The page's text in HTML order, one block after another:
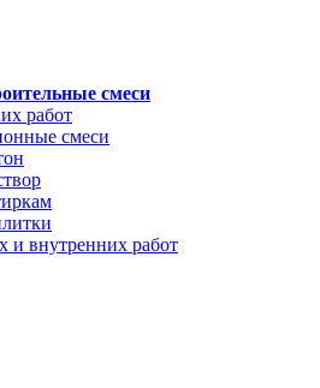
смеси
работ
смеси
и внутренних работ